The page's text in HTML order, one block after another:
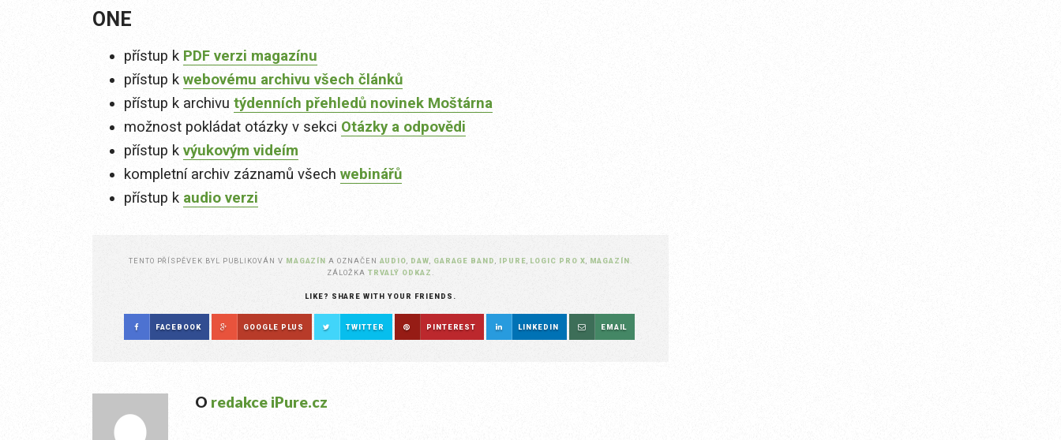
ONE
přístup k PDF verzi magazínu
přístup k webovému archivu všech článků
přístup k archivu týdenních přehledů novinek Moštárna
možnost pokládat otázky v sekci Otázky a odpovědi
přístup k výukovým videím
kompletní archiv záznamů všech webinářů
přístup k audio verzi
TENTO PŘÍSPĚVEK BYL PUBLIKOVÁN V MAGAZÍN A OZNAČEN AUDIO, DAW, GARAGE BAND, IPURE, LOGIC PRO X, MAGAZÍN .
ZÁLOŽKA TRVALÝ ODKAZ .
LIKE? SHARE WITH YOUR FRIENDS.
FACEBOOK GOOGLE PLUS TWITTER PINTEREST LINKEDIN EMAIL
O redakce iPure.cz